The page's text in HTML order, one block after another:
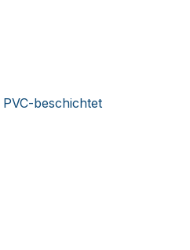
PVC-beschichtet